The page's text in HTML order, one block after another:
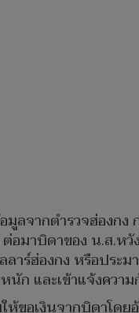
ลจากตำรวจฮ่องก
อมาบิดาของ น.ส.
ลาร์ฮ่องกง หรือปร
นัก และเข้าแจ้งควา
อเงินจากบิดาโดย